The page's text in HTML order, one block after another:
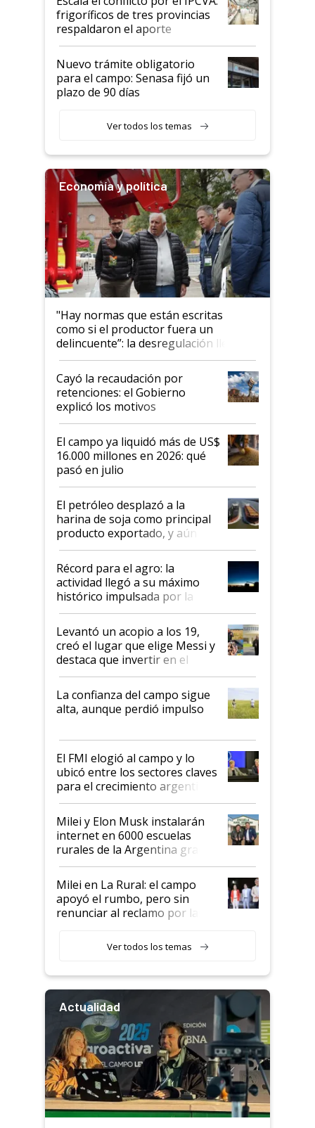
animales: "Mientras me
descalificaban, yo seguí
haciendo currículum"
frigoríficos de tres provincias
respaldaron el aporte
obligatorio
Nuevo trámite obligatorio
para el campo: Senasa fijó un
plazo de 90 días
Ver todos los temas
Economía y política
"Hay normas que están escritas
como si el productor fuera un
delincuente”: la desregulación llegó
al Congreso Aapresid y hasta se
habló del financiamiento al IPCVA
Cayó la recaudación por
retenciones: el Gobierno
explicó los motivos
El campo ya liquidó más de US$
16.000 millones en 2026: qué
pasó en julio
El petróleo desplazó a la
harina de soja como principal
producto exportado, y aún así
el agro aportó casi seis de cada
diez dólares y sostuvo el
liderazgo en un semestre
récord
Récord para el agro: la
actividad llegó a su máximo
histórico impulsada por la
cosecha y las exportaciones
Levantó un acopio a los 19,
creó el lugar que elige Messi y
destaca que invertir en el
kirchnerismo era como "darle
plata a un hijo para droga":
Juan Félix Rossetti, el libertario
que de una dura crisis salió
de Milei
La confianza del campo sigue
alta, aunque perdió impulso
El FMI elogió al campo y lo
ubicó entre los sectores claves
para el crecimiento argentino
Milei y Elon Musk instalarán
internet en 6000 escuelas
rurales de la Argentina gracias
a un acuerdo con Starlink
Milei en La Rural: el campo
apoyó el rumbo, pero sin
renunciar al reclamo por las
Ver todos los temas
Actualidad